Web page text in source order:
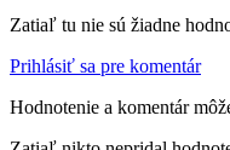
Zatiaľ tu nie sú žiadne
Prihlásiť sa pre komentár
Hodnotenie a komentár